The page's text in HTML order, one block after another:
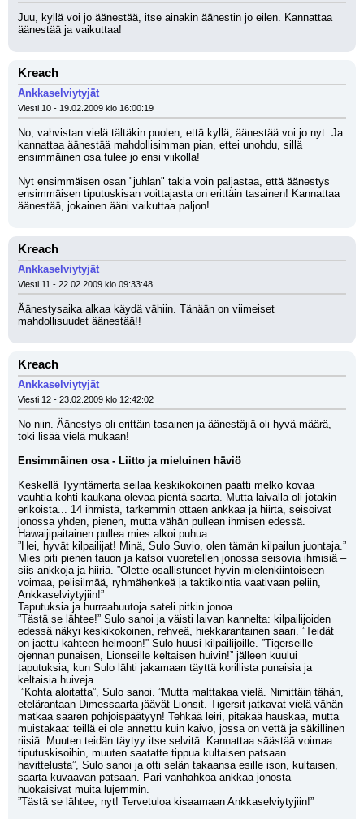
Juu, kyllä voi jo äänestää, itse ainakin äänestin jo eilen. Kannattaa
äänestää ja vaikuttaa!
Kreach
Ankkaselviytyjät
Viesti 10 - 19.02.2009 klo 16:00:19
No, vahvistan vielä tältäkin puolen, että kyllä, äänestää voi jo nyt. Ja
kannattaa äänestää mahdollisimman pian, ettei unohdu, sillä
ensimmäinen osa tulee jo ensi viikolla!
Nyt ensimmäisen osan "juhlan" takia voin paljastaa, että äänestys
ensimmäisen tiputuskisan voittajasta on erittäin tasainen! Kannattaa
äänestää, jokainen ääni vaikuttaa paljon!
Kreach
Ankkaselviytyjät
Viesti 11 - 22.02.2009 klo 09:33:48
Äänestysaika alkaa käydä vähiin. Tänään on viimeiset
mahdollisuudet äänestää!!
Kreach
Ankkaselviytyjät
Viesti 12 - 23.02.2009 klo 12:42:02
No niin. Äänestys oli erittäin tasainen ja äänestäjiä oli hyvä määrä,
toki lisää vielä mukaan!
Ensimmäinen osa - Liitto ja mieluinen häviö
Keskellä Tyyntämerta seilaa keskikokoinen paatti melko kovaa
vauhtia kohti kaukana olevaa pientä saarta. Mutta laivalla oli jotakin
erikoista... 14 ihmistä, tarkemmin ottaen ankkaa ja hiirtä, seisoivat
jonossa yhden, pienen, mutta vähän pullean ihmisen edessä.
Hawaijipaitainen pullea mies alkoi puhua:
”Hei, hyvät kilpailijat! Minä, Sulo Suvio, olen tämän kilpailun juontaja.”
Mies piti pienen tauon ja katsoi vuoretellen jonossa seisovia ihmisiä –
siis ankkoja ja hiiriä. ”Olette osallistuneet hyvin mielenkiintoiseen
voimaa, pelisilmää, ryhmähenkeä ja taktikointia vaativaan peliin,
Ankkaselviytyjiin!”
Taputuksia ja hurraahuutoja sateli pitkin jonoa.
”Tästä se lähtee!” Sulo sanoi ja väisti laivan kannelta: kilpailijoiden
edessä näkyi keskikokoinen, rehveä, hiekkarantainen saari. ”Teidät
on jaettu kahteen heimoon!” Sulo huusi kilpailijoille. ”Tigerseille
ojennan punaisen, Lionseille keltaisen huivin!” jälleen kuului
taputuksia, kun Sulo lähti jakamaan täyttä korillista punaisia ja
keltaisia huiveja.
etelärantaan Dimessaarta jäävät Lionsit. Tigersit jatkavat vielä vähän
matkaa saaren pohjoispäätyyn! Tehkää leiri, pitäkää hauskaa, mutta
muistakaa: teillä ei ole annettu kuin kaivo, jossa on vettä ja säkillinen
riisiä. Muuten teidän täytyy itse selvitä. Kannattaa säästää voimaa
tiputuskisoihin, muuten saatatte tippua kultaisen patsaan
havittelusta”, Sulo sanoi ja otti selän takaansa esille ison, kultaisen,
saarta kuvaavan patsaan. Pari vanhahkoa ankkaa jonosta
huokaisivat muita lujemmin.
”Tästä se lähtee, nyt! Tervetuloa kisaamaan Ankkaselviytyjiin!”